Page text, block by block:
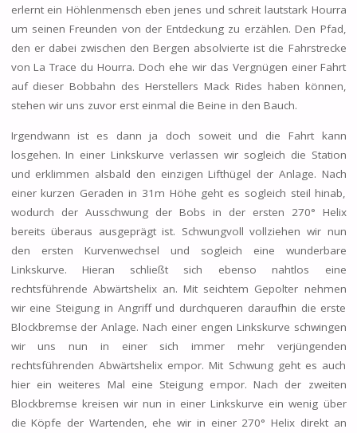
erlernt ein Höhlenmensch eben jenes und schreit lautstark Hourra
um seinen Freunden von der Entdeckung zu erzählen. Den Pfad,
den er dabei zwischen den Bergen absolvierte ist die Fahrstrecke
von La Trace du Hourra. Doch ehe wir das Vergnügen einer Fahrt
auf dieser Bobbahn des Herstellers Mack Rides haben können,
stehen wir uns zuvor erst einmal die Beine in den Bauch.
Irgendwann ist es dann ja doch soweit und die Fahrt kann
losgehen. In einer Linkskurve verlassen wir sogleich die Station
und erklimmen alsbald den einzigen Lifthügel der Anlage. Nach
einer kurzen Geraden in 31m Höhe geht es sogleich steil hinab,
wodurch der Ausschwung der Bobs in der ersten 270° Helix
bereits überaus ausgeprägt ist. Schwungvoll vollziehen wir nun
den ersten Kurvenwechsel und sogleich eine wunderbare
Linkskurve. Hieran schließt sich ebenso nahtlos eine
rechtsführende Abwärtshelix an. Mit seichtem Gepolter nehmen
wir eine Steigung in Angriff und durchqueren daraufhin die erste
Blockbremse der Anlage. Nach einer engen Linkskurve schwingen
wir uns nun in einer sich immer mehr verjüngenden
rechtsführenden Abwärtshelix empor. Mit Schwung geht es auch
hier ein weiteres Mal eine Steigung empor. Nach der zweiten
Blockbremse kreisen wir nun in einer Linkskurve ein wenig über
die Köpfe der Wartenden, ehe wir in einer 270° Helix direkt an